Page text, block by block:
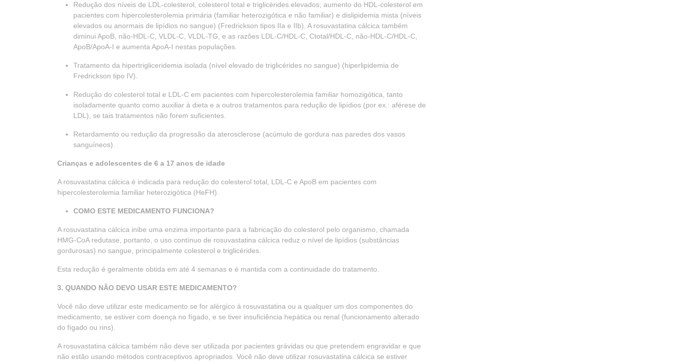
Redução dos níveis de LDL-colesterol, colesterol total e triglicérides elevados; aumento do HDL-colesterol em
pacientes com hipercolesterolemia primária (familiar heterozigótica e não familiar) e dislipidemia mista (níveis
elevados ou anormais de lipídios no sangue) (Fredrickson tipos IIa e IIb). A rosuvastatina cálcica também
diminui ApoB, não-HDL-C, VLDL-C, VLDL-TG, e as razões LDL-C/HDL-C, Ctotal/HDL-C, não-HDL-C/HDL-C,
ApoB/ApoA-I e aumenta ApoA-I nestas populações.
Tratamento da hipertrigliceridemia isolada (nível elevado de triglicérides no sangue) (hiperlipidemia de
Fredrickson tipo IV).
Redução do colesterol total e LDL-C em pacientes com hipercolesterolemia familiar homozigótica, tanto
isoladamente quanto como auxiliar à dieta e a outros tratamentos para redução de lipídios (por ex.: aférese de
LDL), se tais tratamentos não forem suficientes.
Retardamento ou redução da progressão da aterosclerose (acúmulo de gordura nas paredes dos vasos
sanguíneos).
Crianças e adolescentes de 6 a 17 anos de idade
A rosuvastatina cálcica é indicada para redução do colesterol total, LDL-C e ApoB em pacientes com
hipercolesterolemia familiar heterozigótica (HeFH).
COMO ESTE MEDICAMENTO FUNCIONA?
A rosuvastatina cálcica inibe uma enzima importante para a fabricação do colesterol pelo organismo, chamada
HMG-CoA redutase, portanto, o uso contínuo de rosuvastatina cálcica reduz o nível de lipídios (substâncias
gordurosas) no sangue, principalmente colesterol e triglicérides.
Esta redução é geralmente obtida em até 4 semanas e é mantida com a continuidade do tratamento.
3. QUANDO NÃO DEVO USAR ESTE MEDICAMENTO?
Você não deve utilizar este medicamento se for alérgico à rosuvastatina ou a qualquer um dos componentes do
medicamento, se estiver com doença no fígado, e se tiver insuficiência hepática ou renal (funcionamento alterado
do fígado ou rins).
A rosuvastatina cálcica também não deve ser utilizada por pacientes grávidas ou que pretendem engravidar e que
não estão usando métodos contraceptivos apropriados. Você não deve utilizar rosuvastatina cálcica se estiver